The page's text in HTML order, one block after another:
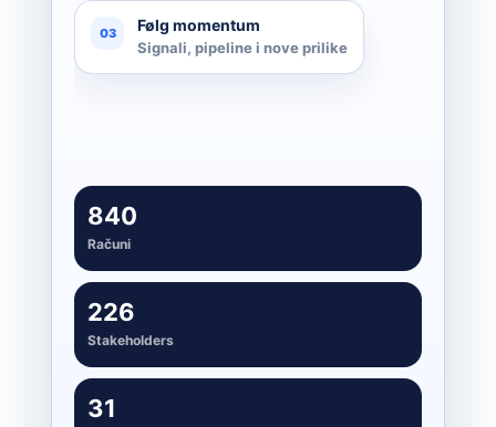
03 Følg momentum
Signali, pipeline i nove prilike
840
Računi
226
Stakeholders
31